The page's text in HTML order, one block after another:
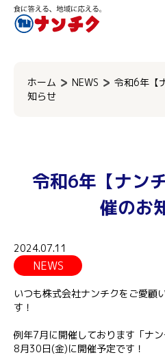
ホーム NEWS
令和6年【
知らせ
令和6年【ナン
催のお
2024.07.11
NEWS
いつも株式会社ナンチクをご愛顧
す！
例年7月に開催しております「ナ
8月30日(金)に開催予定です！